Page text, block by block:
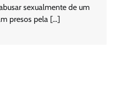
sexualmente de um
presos pela […]